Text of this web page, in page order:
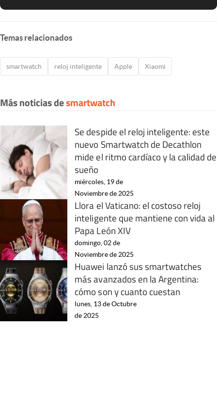
Temas relacionados
smartwatch reloj inteligente Apple Xiaomi
Más noticias desmartwatch
Se despide el reloj inteligente: este
nuevo Smartwatch de Decathlon
mide el ritmo cardíaco y la calidad de
sueño
miércoles, 19 de
Noviembre de 2025
Llora el Vaticano: el costoso reloj
inteligente que mantiene con vida al
Papa León XIV
domingo, 02 de
Noviembre de 2025
Huawei lanzó sus smartwatches
más avanzados en la Argentina:
cómo son y cuanto cuestan
lunes, 13 de Octubre
de 2025